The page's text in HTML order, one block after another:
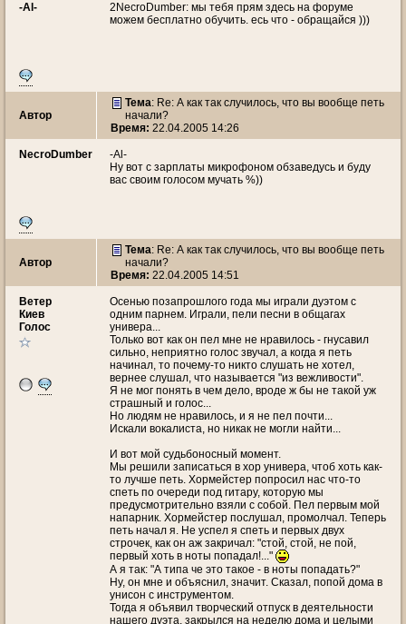
-Al-
2NecroDumber: мы тебя прям здесь на форуме
можем бесплатно обучить. есь что - обращайся )))
Автор
Тема: Re: А как так случилось, что вы вообще петь
начали?
Время: 22.04.2005 14:26
NecroDumber
-Al-
Ну вот с зарплаты микрофоном обзаведусь и буду
вас своим голосом мучать %))
Автор
Тема: Re: А как так случилось, что вы вообще петь
начали?
Время: 22.04.2005 14:51
Ветeр
Киев
Голос
Осенью позапрошлого года мы играли дуэтом с
одним парнем. Играли, пели песни в общагах
универа...
Только вот как он пел мне не нравилось - гнусавил
сильно, неприятно голос звучал, а когда я петь
начинал, то почему-то никто слушать не хотел,
вернее слушал, что называется "из вежливости".
Я не мог понять в чем дело, вроде ж бы не такой уж
страшный и голос...
Но людям не нравилось, и я не пел почти...
Искали вокалиста, но никак не могли найти...
И вот мой судьбоносный момент.
Мы решили записаться в хор универа, чтоб хоть как-
то лучше петь. Хормейстер попросил нас что-то
спеть по очереди под гитару, которую мы
предусмотрительно взяли с собой. Пел первым мой
напарник. Хормейстер послушал, промолчал. Теперь
петь начал я. Не успел я спеть и первых двух
строчек, как он аж закричал: "стой, стой, не пой,
первый хоть в ноты попадал!..."
А я так: "А типа че это такое - в ноты попадать?"
Ну, он мне и объяснил, значит. Сказал, попой дома в
унисон с инструментом.
Тогда я объявил творческий отпуск в деятельности
нашего дуэта, закрылся на неделю дома и целыми